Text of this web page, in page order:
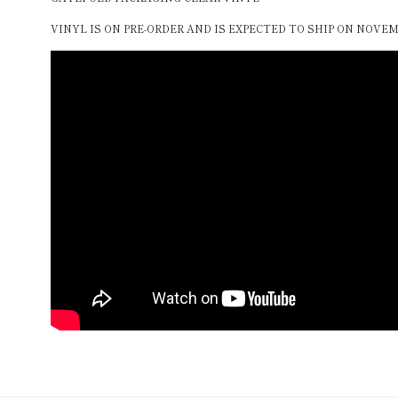
VINYL IS ON PRE-ORDER AND IS EXPECTED TO SHIP ON